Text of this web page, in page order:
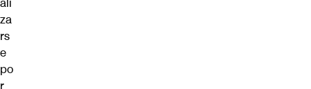
za
rs
e
po
r